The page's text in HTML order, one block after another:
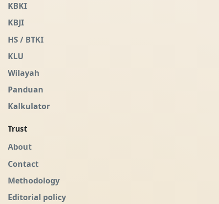
KBKI
KBJI
HS / BTKI
KLU
Wilayah
Panduan
Kalkulator
Trust
About
Contact
Methodology
Editorial policy